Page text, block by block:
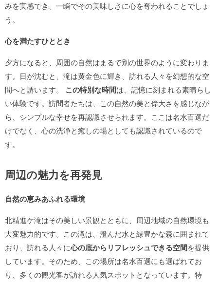
みを実感でき、一瞬でその美味しさに心を奪われることでしょ
う。
心を満たすひととき
夕方になると、周囲の自然はまるで別の世界のように変わりま
す。日が沈むと、滝は黄金色に輝き、訪れる人々を幻想的な空
間へと誘います。 この特別な時間は、記憶に刻まれる素晴らし
い体験です。訪問者たちは、この自然の美と偉大さを感じなが
ら、シンプルな幸せを再認識させられます。ここは名水百選だ
けでなく、心の洗浄と癒しの場としても認識されているので
す。
周辺の魅力を再発見
自然の恵みあふれる環境
北精進ケ滝はその美しい景観とともに、周辺地域の自然環境も
大変魅力的です。この滝は、澄んだ水と緑豊かな森に囲まれて
おり、訪れる人々に心の底からリフレッシュできる空間を提供
しています。そのため、この場所は名水百選にも選ばれてお
り、多くの観光客が訪れる人気スポットとなっています。特